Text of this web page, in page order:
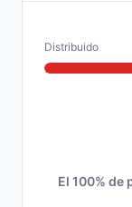
Distribuido
El 100% de